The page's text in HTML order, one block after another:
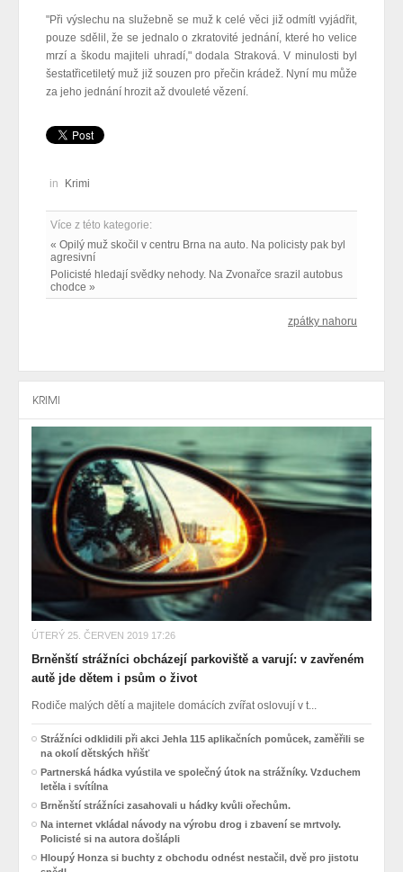
"Při výslechu na služebně se muž k celé věci již odmítl vyjádřit,
pouze sdělil, že se jednalo o zkratovité jednání, které ho velice
mrzí a škodu majiteli uhradí," dodala Straková. V minulosti byl
šestatřicetiletý muž již souzen pro přečin krádež. Nyní mu může
za jeho jednání hrozit až dvouleté vězení.
in Krimi
Více z této kategorie:
« Opilý muž skočil v centru Brna na auto. Na policisty pak byl
agresivní
Policisté hledají svědky nehody. Na Zvonařce srazil autobus
chodce »
zpátky nahoru
KRIMI
ÚTERÝ 25. ČERVEN 2019 17:26
Brněnští strážníci obcházejí parkoviště a varují: v zavřeném
autě jde dětem i psům o život
Rodiče malých dětí a majitele domácích zvířat oslovují v t...
Strážníci odklidili při akci Jehla 115 aplikačních pomůcek, zaměřili se
na okolí dětských hřišť
Partnerská hádka vyústila ve společný útok na strážníky. Vzduchem
letěla i svítílna
Brněnští strážníci zasahovali u hádky kvůli ořechům.
Na internet vkládal návody na výrobu drog i zbavení se mrtvoly.
Policisté si na autora došlápli
Hloupý Honza si buchty z obchodu odnést nestačil, dvě pro jistotu